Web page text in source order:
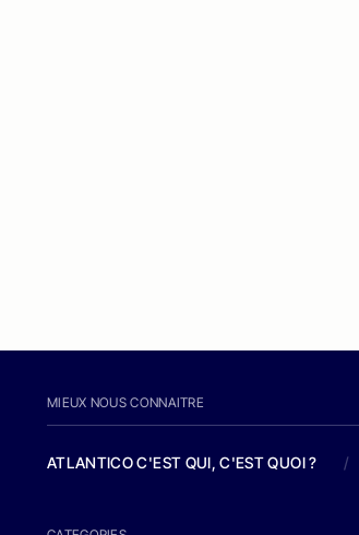
MIEUX NOUS CONNAITRE
ATLANTICO C'EST QUI, C'EST QUOI ? /